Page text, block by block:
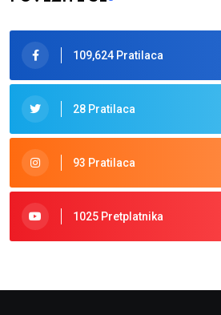
109,624 Pratilaca
28 Pratilaca
93 Pratilaca
1025 Pretplatnika